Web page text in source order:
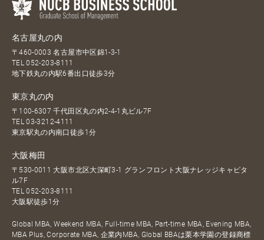
名古屋丸の内
〒460-0003 名古屋市中区錦1-3-1
TEL052-203-8111
地下鉄丸の内駅6番出口徒歩3分
東京丸の内
〒100-6307 千代田区丸の内2-4-1丸ビル7F
TEL03-3212-4111
東京駅丸の内南口徒歩1分
大阪梅田
〒530-0011 大阪市北区大深町3-1 グランフロント大阪ナレッジキャピタ
ル7F
TEL052-203-8111
大阪駅徒歩1分
Global MBA, Weekend MBA, Full-time MBA, Part-time MBA, Evening MBA,
MBA Plus, Corporate MBA, 企業内MBA, Global BBAは栗本学園の登録商標